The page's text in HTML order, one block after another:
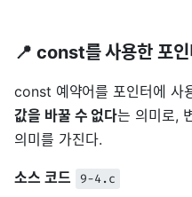
📍 const를 사용한 포인
const 예약어를 포인터에 사
값을 바꿀 수 없다는 의미로,
의미를 가진다.
소스 코드 9-4.c